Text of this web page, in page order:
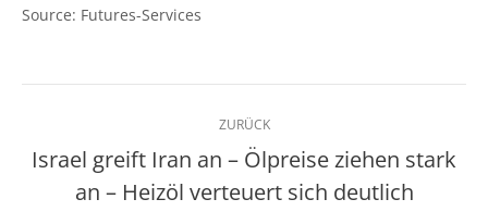
Source: Futures-Services
Kommentarnavigation
ZURÜCK
Vorheriger
Beitrag:
Israel greift Iran an – Ölpreise ziehen stark
an – Heizöl verteuert sich deutlich